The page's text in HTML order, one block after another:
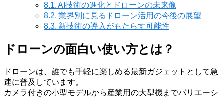
8.1. AI技術の進化とドローンの未来像
8.2. 業界別に見るドローン活用の今後の展望
8.3. 新技術の導入がもたらす可能性
ドローンの面白い使い方とは？
ドローンは、誰でも手軽に楽しめる最新ガジェットとして急
速に普及しています。
カメラ付きの小型モデルから産業用の大型機までバリエーシ